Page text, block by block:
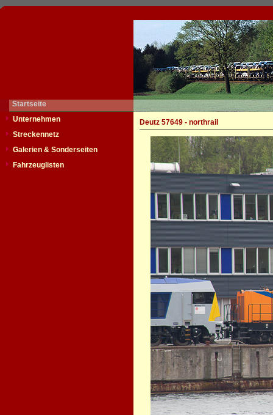
Startseite
Unternehmen
Streckennetz
Galerien & Sonderseiten
Fahrzeuglisten
Deutz 57649 - northrail